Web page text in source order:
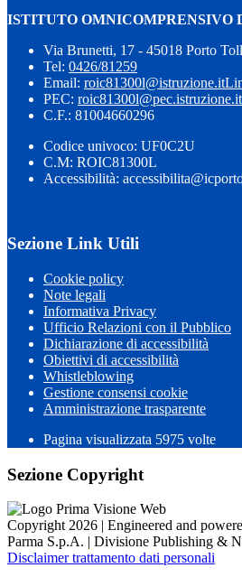
ISTITUTO OMNICOMPRENSIVO
Via Brunetti, 17 - 45018 Porto
Tel: 0426/81259
Email: roic81300l@istruzione.it
PEC: roic81300l@pec.istruzione.it
C.F.: 81004660296
Codice univoco: UF0C2U
C.M: ROIC81300L
Accessibilità:
Sezione Link Utili
Cookie policy
Note legali
Informativa Privacy
Ufficio Relazioni con il Pubblico
Dichiarazione di accessibilità
Obiettivi di accessibilità
Whistleblowing
Gestione consensi cookie
Amministrazione trasparente
Pagina visualizzata 5975 volte
Sezione Copyright
Copyright 2026 | Engineered and
Parma S.p.A. | Divisione Publishing &
Disclaimer trattamento dati personali